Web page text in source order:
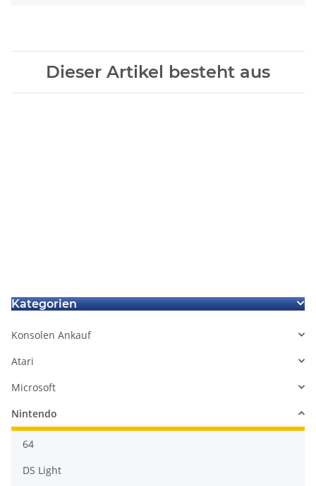
Dieser Artikel besteht aus
Kategorien
Konsolen Ankauf
Atari
Microsoft
Nintendo
64
DS Light